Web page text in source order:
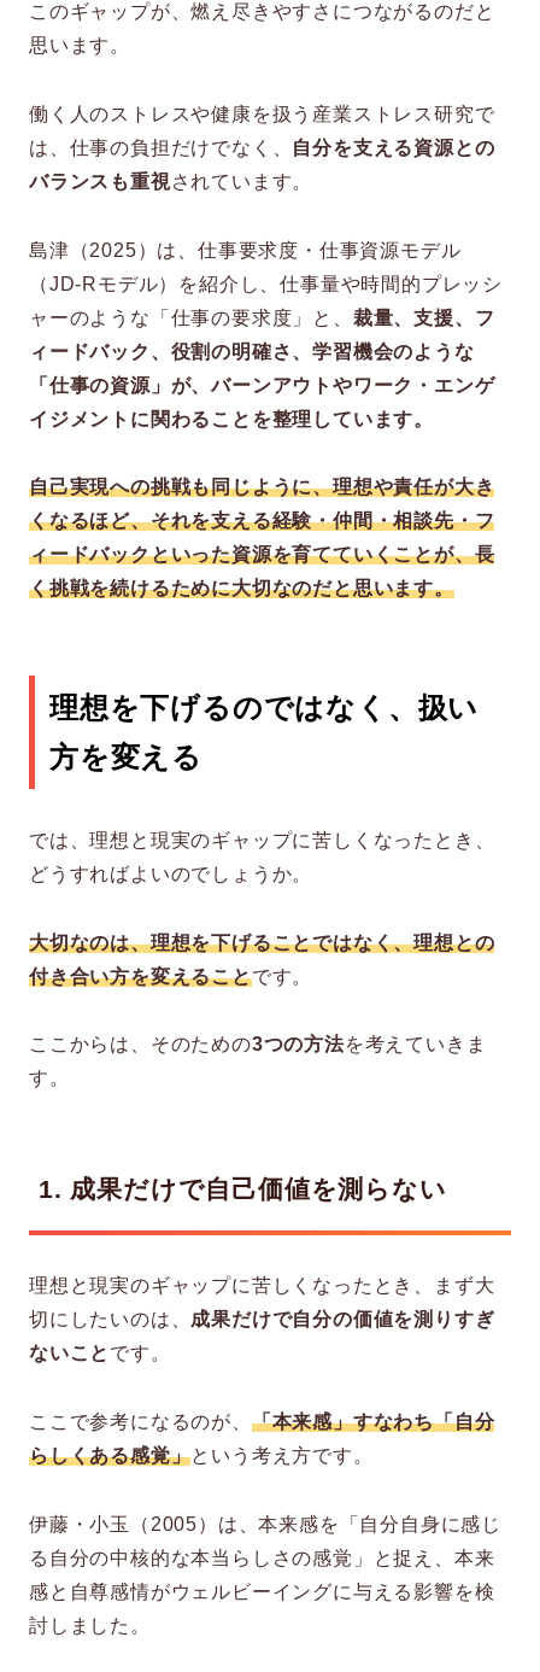
このギャップが、燃え尽きやすさにつながるのだと
思います。
働く人のストレスや健康を扱う産業ストレス研究で
は、仕事の負担だけでなく、 自分を支える資源との
バランスも重視されています。
島津（2025）は、仕事要求度・仕事資源モデル
（JD-Rモデル）を紹介し、仕事量や時間的プレッシ
ャーのような「仕事の要求度」と、 裁量、支援、フ
ィードバック、役割の明確さ、学習機会のような
「仕事の資源」が、バーンアウトやワーク・エンゲ
イジメントに関わることを整理しています。
自己実現への挑戦も同じように、理想や責任が大き
くなるほど、それを支える経験・仲間・相談先・フ
ィードバックといった資源を育てていくことが、長
く挑戦を続けるために大切なのだと思います。
理想を下げるのではなく、扱い
方を変える
では、理想と現実のギャップに苦しくなったとき、
どうすればよいのでしょうか。
大切なのは、理想を下げることではなく、理想との
付き合い方を変えることです。
ここからは、そのための3つの方法を考えていきま
す。
1. 成果だけで自己価値を測らない
理想と現実のギャップに苦しくなったとき、まず大
切にしたいのは、 成果だけで自分の価値を測りすぎ
ないこと です。
ここで参考になるのが、 「本来感」すなわち「自分
らしくある感覚」という考え方です。
伊藤・小玉（2005）は、本来感を「自分自身に感じ
る自分の中核的な本当らしさの感覚」と捉え、本来
感と自尊感情がウェルビーイングに与える影響を検
討しました。